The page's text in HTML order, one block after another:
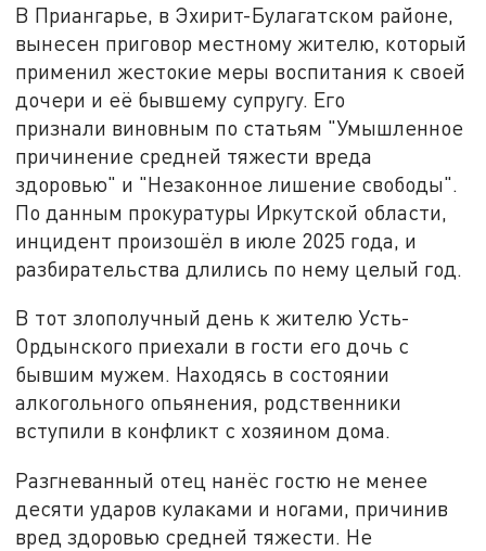
В Приангарье, в Эхирит-Булагатском районе,
вынесен приговор местному жителю, который
применил жестокие меры воспитания к своей
дочери и её бывшему супругу. Его
признали виновным по статьям "Умышленное
причинение средней тяжести вреда
здоровью" и "Незаконное лишение свободы".
По данным прокуратуры Иркутской области,
инцидент произошёл в июле 2025 года, и
разбирательства длились по нему целый год.
В тот злополучный день к жителю Усть-
Ордынского приехали в гости его дочь с
бывшим мужем. Находясь в состоянии
алкогольного опьянения, родственники
вступили в конфликт с хозяином дома.
Разгневанный отец нанёс гостю не менее
десяти ударов кулаками и ногами, причинив
вред здоровью средней тяжести. Не